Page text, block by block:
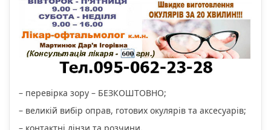
– перевірка зору – БЕЗКОШТОВНО;
– великій вибір оправ, готових окулярів та аксесуарів;